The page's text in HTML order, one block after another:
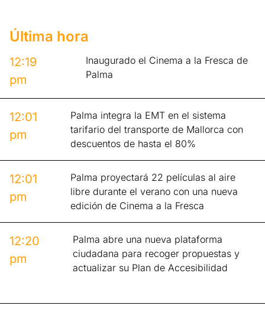
Última hora
12:19
pm
Inaugurado el Cinema a la Fresca de
Palma
12:01
pm
Palma integra la EMT en el sistema
tarifario del transporte de Mallorca con
descuentos de hasta el 80%
12:01
pm
Palma proyectará 22 películas al aire
libre durante el verano con una nueva
edición de Cinema a la Fresca
12:20
pm
Palma abre una nueva plataforma
ciudadana para recoger propuestas y
actualizar su Plan de Accesibilidad